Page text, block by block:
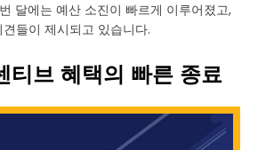
달에는 예산 소진이 빠르게 이루어졌고,
들이 제시되고 있습니다.
티브 혜택의 빠른 종료